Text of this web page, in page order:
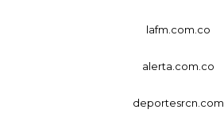
lafm.com.co
alerta.com.co
deportesrcn.com